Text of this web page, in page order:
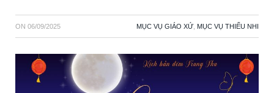
ON 06/09/2025 MỤC VỤ GIÁO XỨ MỤC VỤ THIẾU NHI